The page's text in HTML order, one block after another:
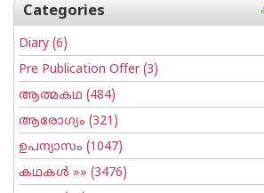
Categories
Diary (6)
Pre Publication Offer(3)
ആത്മകഥ (484)
ആരോഗ്യം (321)
ഉപന്യാസം (1047)
കഥകള്‍ »» (3476)